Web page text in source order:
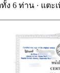
6 ท่าน · แตะ